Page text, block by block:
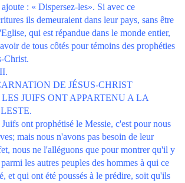
: « Dispersez-les». Si avec ce
ils demeuraient dans leur pays, sans être
qui est répandue dans le monde entier,
de tous côtés pour témoins des prophéties
Christ.
DE JÉSUS-CHRIST
JUIFS ONT APPARTENU A LA
ont prophétisé le Messie, c'est pour nous
mais nous n'avons pas besoin de leur
nous ne l'alléguons que pour montrer qu'il y
les autres peuples des hommes à qui ce
et qui ont été poussés à le prédire, soit qu'ils